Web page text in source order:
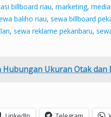
billboard riau, marketing, media
baliho riau, sewa billboard
, sewa reklame pekanbaru,
Hubungan Ukuran Otak dan